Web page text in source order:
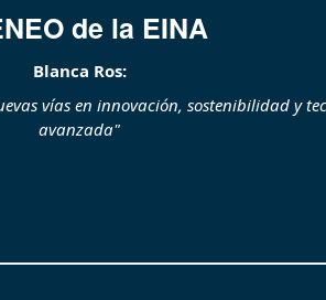
de la EINA
Blanca Ros:
vías en innovación, sostenibilidad y
avanzada"